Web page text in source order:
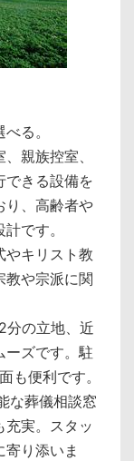
る。
親族控室、
できる設備を
り、高齢者や
です。
やキリスト教
教や宗派に関
分の立地、近
ーズです。駐
も便利です。
な葬儀相談窓
充実。スタッ
り添いま